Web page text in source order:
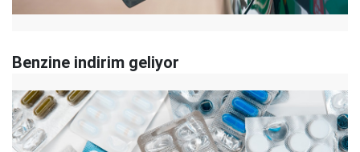
Benzine indirim geliyor